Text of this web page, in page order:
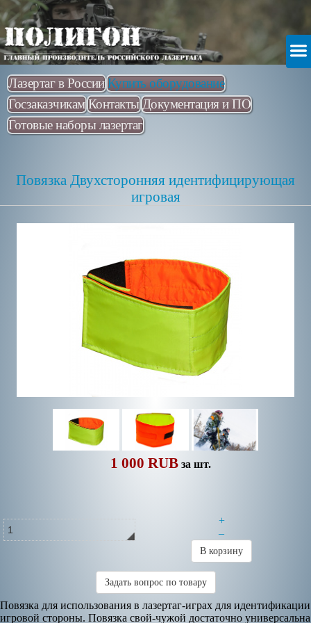
Лазертаг в России Купить оборудование
Госзаказчикам Контакты Документация и ПО
Готовые наборы лазертаг
Повязка Двухсторонняя идентифицирующая
игровая
1 000 RUB за шт.
+
–
В корзину
Задать вопрос по товару
Повязка для использования в лазертаг-играх для идентификации
игровой стороны. Повязка свой-чужой достаточно универсальна